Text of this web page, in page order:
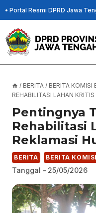
Skip
to
content
• Portal Resmi DPRD Jawa
/ BERITA / BERITA KOMISI
REHABILITASI LAHAN
Pentingnya
Rehabilitasi
Reklamasi
BERITA BERITA
Tanggal - 25/05/2026